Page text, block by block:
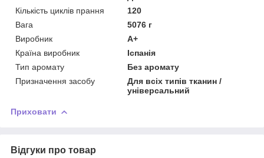
Кількість циклів прання
120
Вага
5076 г
Виробник
А+
Країна виробник
Іспанія
Тип аромату
Без аромату
Призначення засобу
Для всіх типів тканин /
універсальний
Приховати
Відгуки про товар